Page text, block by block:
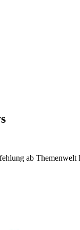
ab Themenwelt